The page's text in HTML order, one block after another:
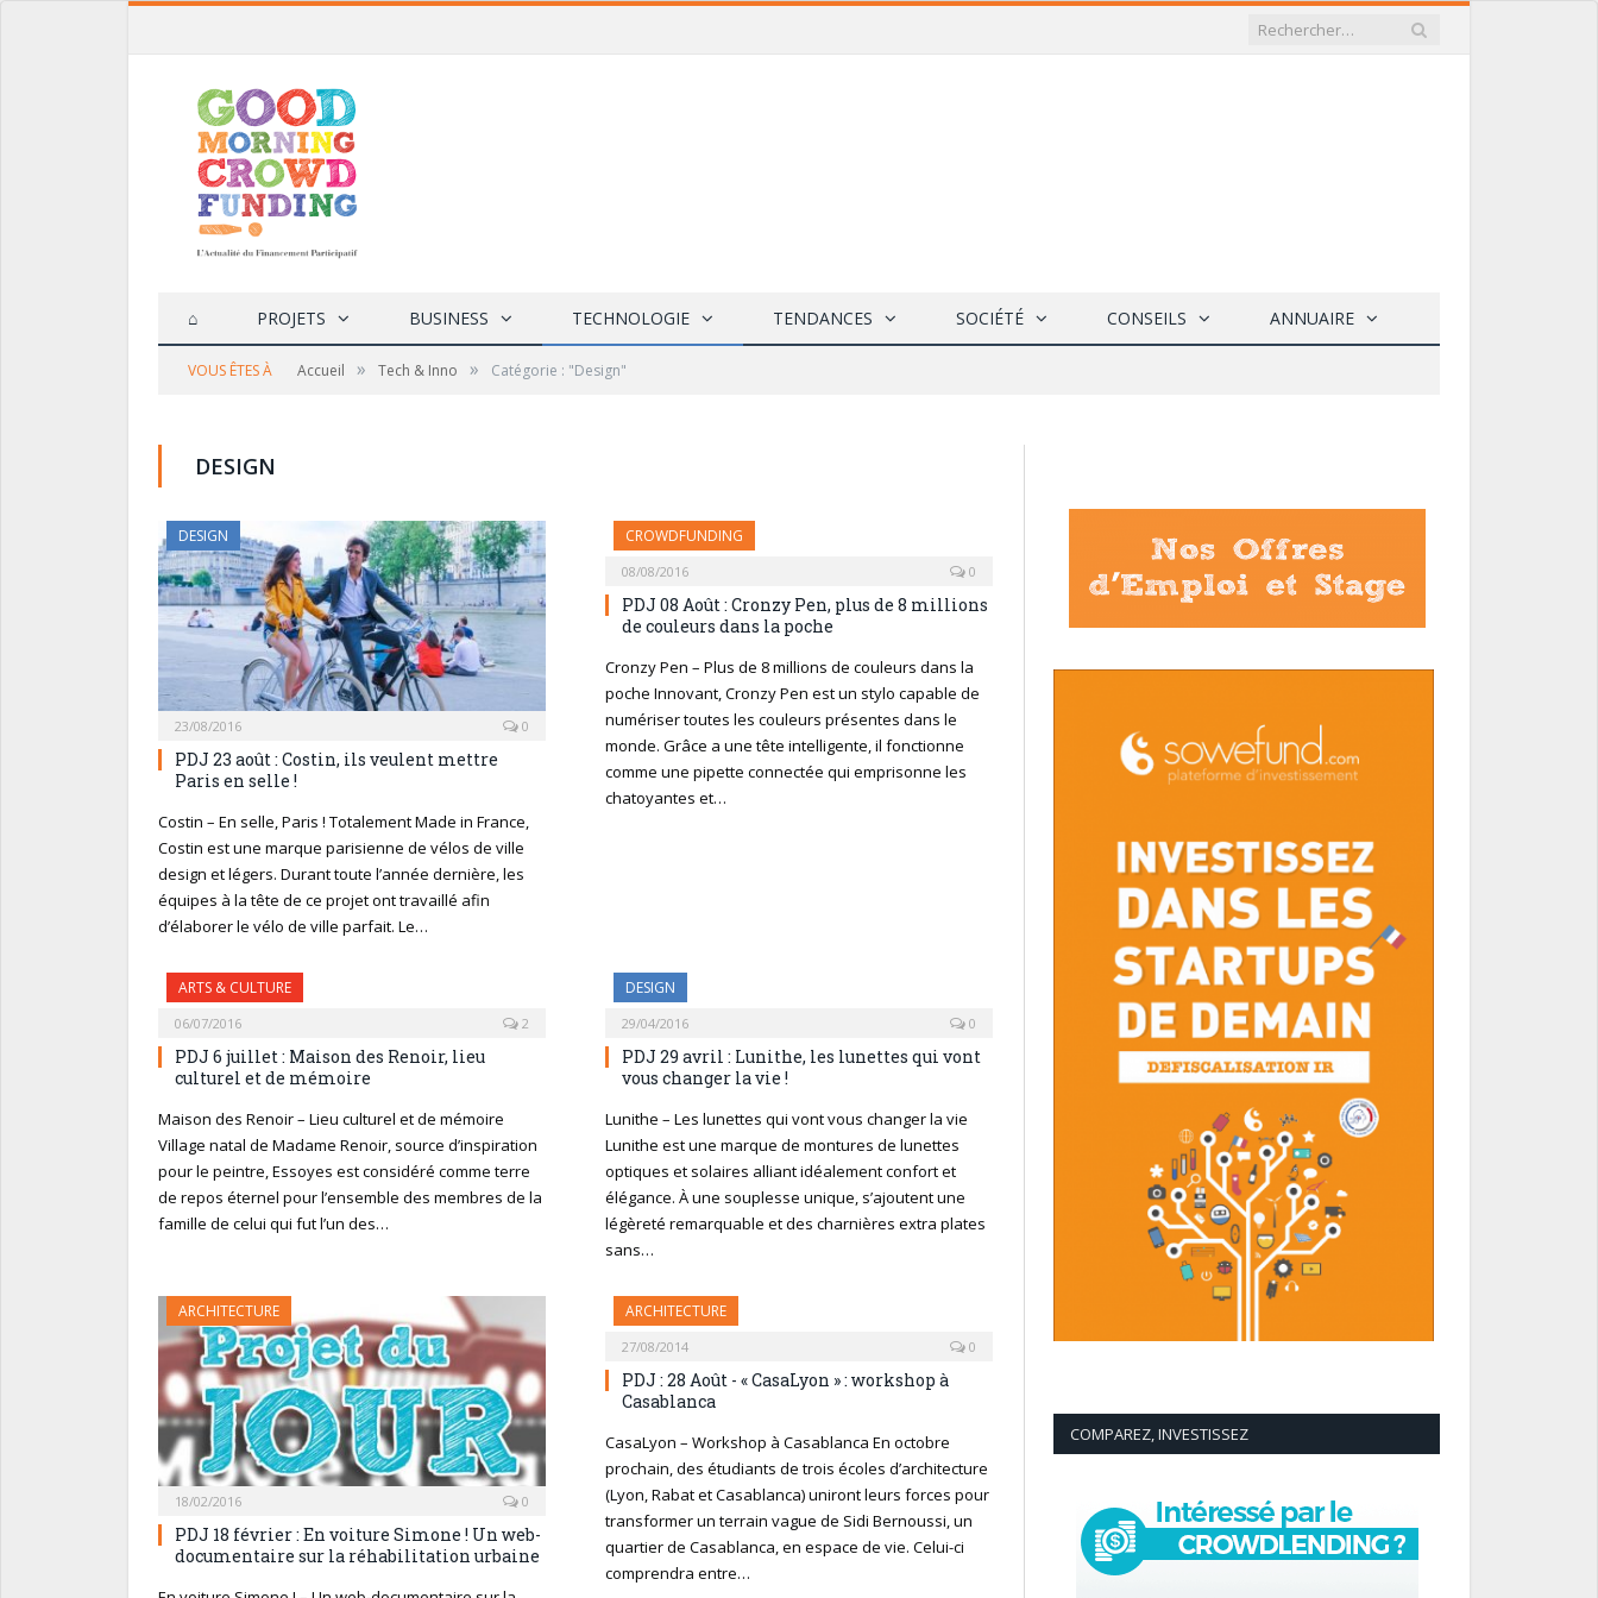
⌂ PROJETS BUSINESS TECHNOLOGIE TENDANCES SOCIÉTÉ CONSEILS ANNUAIRE
VOUS ÊTES À Accueil » Tech & Inno » Catégorie : "Design"
DESIGN
DESIGN
23/08/2016 0
PDJ 23 août : Costin, ils veulent mettre
Paris en selle !
Costin – En selle, Paris ! Totalement Made in France,
Costin est une marque parisienne de vélos de ville
design et légers. Durant toute l’année dernière, les
équipes à la tête de ce projet ont travaillé afin
d’élaborer le vélo de ville parfait. Le…
CROWDFUNDING
08/08/2016 0
PDJ 08 Août : Cronzy Pen, plus de 8 millions
de couleurs dans la poche
Cronzy Pen – Plus de 8 millions de couleurs dans la
poche Innovant, Cronzy Pen est un stylo capable de
numériser toutes les couleurs présentes dans le
monde. Grâce a une tête intelligente, il fonctionne
comme une pipette connectée qui emprisonne les
chatoyantes et…
ARTS & CULTURE
06/07/2016 2
PDJ 6 juillet : Maison des Renoir, lieu
culturel et de mémoire
Maison des Renoir – Lieu culturel et de mémoire
Village natal de Madame Renoir, source d’inspiration
pour le peintre, Essoyes est considéré comme terre
de repos éternel pour l’ensemble des membres de la
famille de celui qui fut l’un des…
DESIGN
29/04/2016 0
PDJ 29 avril : Lunithe, les lunettes qui vont
vous changer la vie !
Lunithe – Les lunettes qui vont vous changer la vie
Lunithe est une marque de montures de lunettes
optiques et solaires alliant idéalement confort et
élégance. À une souplesse unique, s’ajoutent une
légèreté remarquable et des charnières extra plates
sans…
ARCHITECTURE
18/02/2016 0
PDJ 18 février : En voiture Simone ! Un web-
documentaire sur la réhabilitation urbaine
ARCHITECTURE
27/08/2014 0
PDJ : 28 Août - « CasaLyon » : workshop à
Casablanca
CasaLyon – Workshop à Casablanca En octobre
prochain, des étudiants de trois écoles d’architecture
(Lyon, Rabat et Casablanca) uniront leurs forces pour
transformer un terrain vague de Sidi Bernoussi, un
quartier de Casablanca, en espace de vie. Celui-ci
comprendra entre…
COMPAREZ, INVESTISSEZ